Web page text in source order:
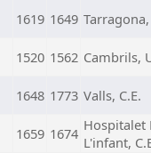
1619 1649 Tarragona,
1520 1562 Cambrils,
1648 1773 Valls, C.E.
1659 1674 Hospitalet
L'infant,